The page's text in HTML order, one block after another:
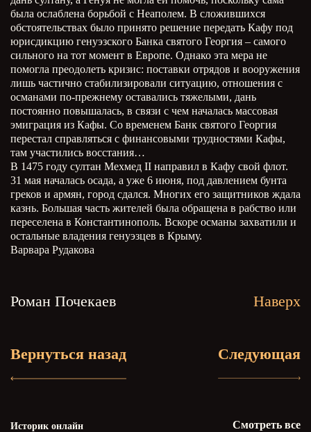
была ослаблена борьбой с Неаполем. В сложившихся
обстоятельствах было принято решение передать Кафу под
юрисдикцию генуэзского Банка святого Георгия – самого
сильного на тот момент в Европе. Однако эта мера не
помогла преодолеть кризис: поставки отрядов и вооружения
лишь частично стабилизировали ситуацию, отношения с
османами по-прежнему оставались тяжелыми, дань
постоянно повышалась, в связи с чем началась массовая
эмиграция из Кафы. Со временем Банк святого Георгия
перестал справляться с финансовыми трудностями Кафы,
там участились восстания…
В 1475 году султан Мехмед II направил в Кафу свой флот.
31 мая началась осада, а уже 6 июня, под давлением бунта
греков и армян, город сдался. Многих его защитников ждала
казнь. Большая часть жителей была обращена в рабство или
переселена в Константинополь. Вскоре османы захватили и
остальные владения генуэзцев в Крыму.
Варвара Рудакова
Роман Почекаев Наверх
Вернуться назад Следующая
Историк онлайн Смотреть все